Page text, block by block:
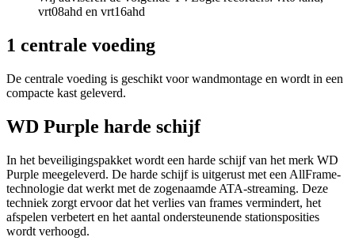
vrt08ahd en vrt16ahd
1 centrale voeding
De centrale voeding is geschikt voor wandmontage en wordt in een
compacte kast geleverd.
WD Purple harde schijf
In het beveiligingspakket wordt een harde schijf van het merk WD
Purple meegeleverd. De harde schijf is uitgerust met een AllFrame-
technologie dat werkt met de zogenaamde ATA-streaming. Deze
techniek zorgt ervoor dat het verlies van frames vermindert, het
afspelen verbetert en het aantal ondersteunende stationsposities
wordt verhoogd.